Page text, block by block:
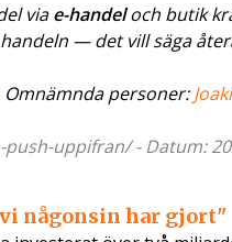
viae-handeloch butik
— det vill säga
Omnämnda personer:
uppifran/ - Datum:
någonsin har gjort"